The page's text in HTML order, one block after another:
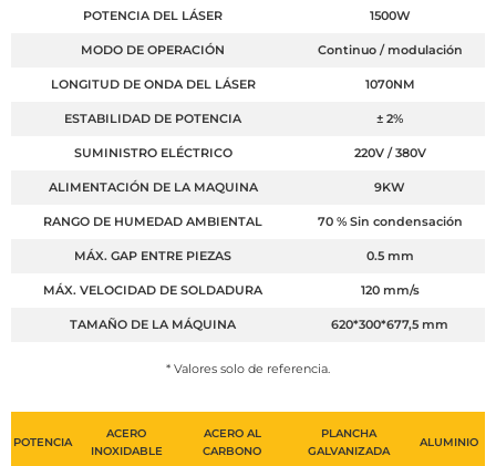
POTENCIA DEL LÁSER 1500W
MODO DE OPERACIÓN Continuo / modulación
LONGITUD DE ONDA DEL LÁSER 1070NM
ESTABILIDAD DE POTENCIA ± 2%
SUMINISTRO ELÉCTRICO 220V / 380V
ALIMENTACIÓN DE LA MAQUINA 9KW
RANGO DE HUMEDAD AMBIENTAL 70 % Sin condensación
MÁX. GAP ENTRE PIEZAS 0.5 mm
MÁX. VELOCIDAD DE SOLDADURA 120 mm/s
TAMAÑO DE LA MÁQUINA 620*300*677,5 mm
* Valores solo de referencia.
POTENCIA
ACERO
INOXIDABLE
ACERO AL
CARBONO
PLANCHA
GALVANIZADA
ALUMINIO